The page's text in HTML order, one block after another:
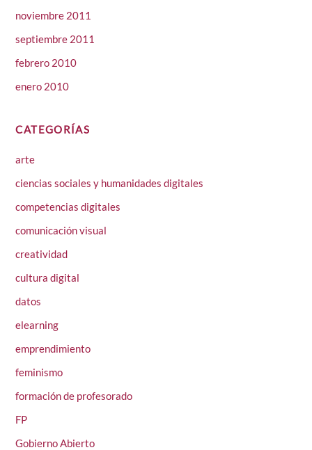
noviembre 2011
septiembre 2011
febrero 2010
enero 2010
CATEGORÍAS
arte
ciencias sociales y humanidades digitales
competencias digitales
comunicación visual
creatividad
cultura digital
datos
elearning
emprendimiento
feminismo
formación de profesorado
FP
Gobierno Abierto